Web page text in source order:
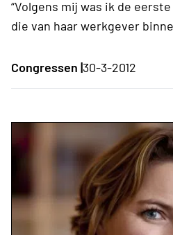
“Volgens mij was ik de
die van haar werkgever
Congressen |30-3-2012